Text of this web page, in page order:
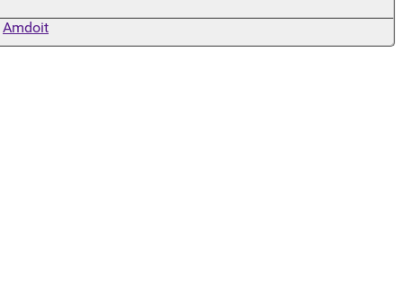
Amdoit